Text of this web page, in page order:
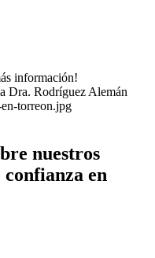
información!
Dra. Rodríguez Alemán
nuestros
en